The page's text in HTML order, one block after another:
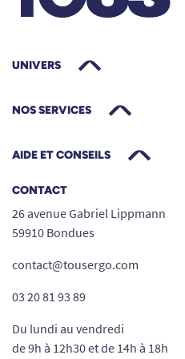
évitant tout risque de
agents irritants ou
pour vous offrir un
Fabriqué en France
Fibre pure et
désagréger.
Respect de
respecte la barrière
UNIVERS
NOS SERVICES
AIDE ET CONSEILS
CONTACT
26 avenue Gabriel Lippmann
59910 Bondues
contact@tousergo.com
03 20 81 93 89
Du lundi au vendredi
de 9h à 12h30 et de 14h à 18h